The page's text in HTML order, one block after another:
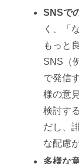
SNSで
く、「
もっと
SNS（
で発信
様の意
検討す
だし、
な配慮
多様な